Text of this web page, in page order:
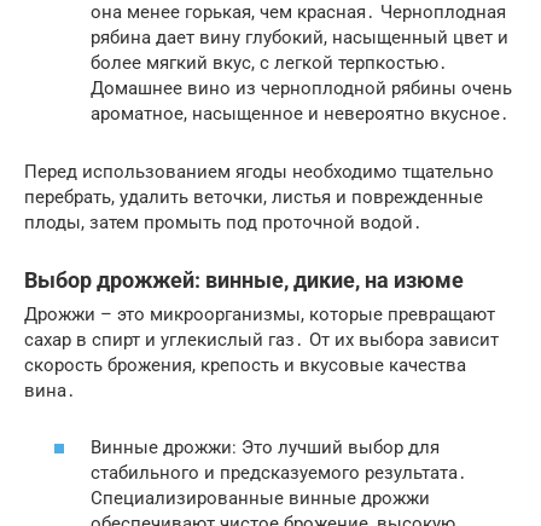
она менее горькая, чем красная․ Черноплодная
рябина дает вину глубокий, насыщенный цвет и
более мягкий вкус, с легкой терпкостью․
Домашнее вино из черноплодной рябины очень
ароматное, насыщенное и невероятно вкусное․
Перед использованием ягоды необходимо тщательно
перебрать, удалить веточки, листья и поврежденные
плоды, затем промыть под проточной водой․
Выбор дрожжей: винные, дикие, на изюме
Дрожжи – это микроорганизмы, которые превращают
сахар в спирт и углекислый газ․ От их выбора зависит
скорость брожения, крепость и вкусовые качества
вина․
Винные дрожжи: Это лучший выбор для
стабильного и предсказуемого результата․
Специализированные винные дрожжи